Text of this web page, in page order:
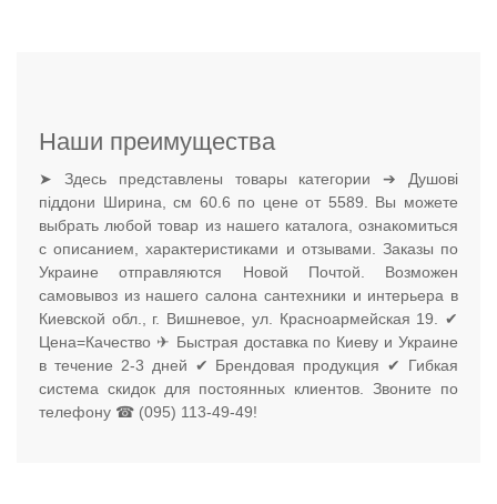
Наши преимущества
➤ Здесь представлены товары категории ➔ Душові
піддони Ширина, см 60.6 по цене от 5589. Вы можете
выбрать любой товар из нашего каталога, ознакомиться
с описанием, характеристиками и отзывами. Заказы по
Украине отправляются Новой Почтой. Возможен
самовывоз из нашего салона сантехники и интерьера в
Киевской обл., г. Вишневое, ул. Красноармейская 19. ✔
Цена=Качество ✈ Быстрая доставка по Киеву и Украине
в течение 2-3 дней ✔ Брендовая продукция ✔ Гибкая
система скидок для постоянных клиентов. Звоните по
телефону ☎ (095) 113-49-49!